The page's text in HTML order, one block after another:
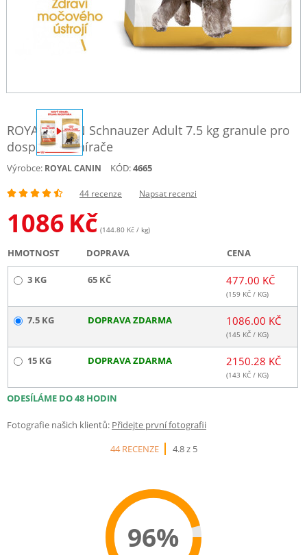
ROYAL CANIN Schnauzer Adult 7.5 kg granule pro
dospělého knírače
Výrobce: ROYAL CANIN KÓD:4665
44 recenze Napsat recenzi
1086 Kč (144.80 Kč / kg)
HMOTNOST DOPRAVA CENA
3 KG 65 KČ 477.00 KČ
(159 KČ / KG)
7.5 KG DOPRAVA ZDARMA 1086.00 KČ
(145 KČ / KG)
15 KG DOPRAVA ZDARMA 2150.28 KČ
(143 KČ / KG)
ODESÍLÁME DO 48 HODIN
Fotografie našich klientů: Přidejte první fotografii
44 RECENZE
4.8 z 5
96%